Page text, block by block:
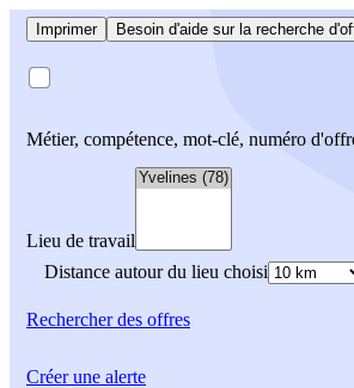
Imprimer Besoin d'aide sur la recherche
Métier, compétence, mot-clé, numéro
Lieu de travail
Distance autour du lieu choisi
Rechercherdes offres
Créer une alerte